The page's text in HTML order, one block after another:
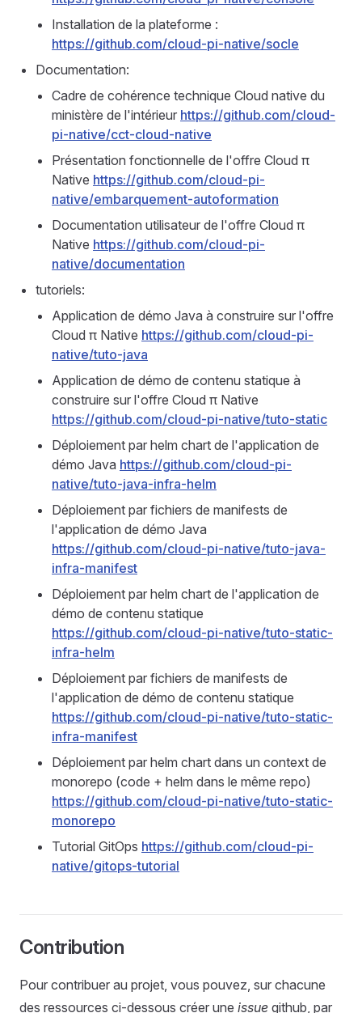
Installation de la plateforme :
https://github.com/cloud-pi-native/socle
Documentation:
Cadre de cohérence technique Cloud native du
ministère de l'intérieur https://github.com/cloud-
pi-native/cct-cloud-native
Présentation fonctionnelle de l'offre Cloud π
Native https://github.com/cloud-pi-
native/embarquement-autoformation
Documentation utilisateur de l'offre Cloud π
Native https://github.com/cloud-pi-
native/documentation
tutoriels:
Application de démo Java à construire sur l'offre
Cloud π Native https://github.com/cloud-pi-
native/tuto-java
Application de démo de contenu statique à
construire sur l'offre Cloud π Native
https://github.com/cloud-pi-native/tuto-static
Déploiement par helm chart de l'application de
démo Java https://github.com/cloud-pi-
native/tuto-java-infra-helm
Déploiement par fichiers de manifests de
l'application de démo Java
https://github.com/cloud-pi-native/tuto-java-
infra-manifest
Déploiement par helm chart de l'application de
démo de contenu statique
https://github.com/cloud-pi-native/tuto-static-
infra-helm
Déploiement par fichiers de manifests de
l'application de démo de contenu statique
https://github.com/cloud-pi-native/tuto-static-
infra-manifest
Déploiement par helm chart dans un context de
monorepo (code + helm dans le même repo)
https://github.com/cloud-pi-native/tuto-static-
monorepo
Tutorial GitOps https://github.com/cloud-pi-
native/gitops-tutorial
Contribution
Pour contribuer au projet, vous pouvez, sur chacune
des ressources ci-dessous créer une issue github, par